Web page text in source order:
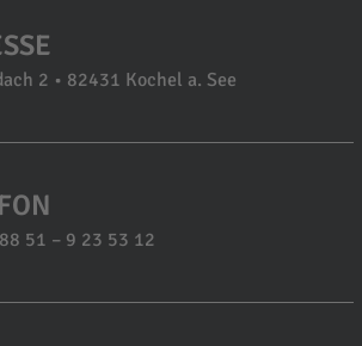
2 • 82431 Kochel a. See
51 – 9 23 53 12